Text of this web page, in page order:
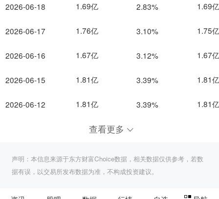
2026-06-18
2026-06-17
2026-06-16
2026-06-15
2026-06-12
1.69亿 2.83% 1.69亿
1.76亿 3.10% 1.75亿
1.67亿 3.12% 1.67亿
1.81亿 3.39% 1.81亿
1.81亿 3.39% 1.81亿
查看更多
声明：本信息来源于东方财富Choice数据，相关数据仅供参考，若数
据有误，以交易所发布数据为准，不构成投资建议。